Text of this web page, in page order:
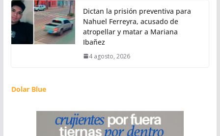
Dictan la prisión preventiva para
Nahuel Ferreyra, acusado de
atropellar y matar a Mariana
Ibañez
4 agosto, 2026
Dolar Blue